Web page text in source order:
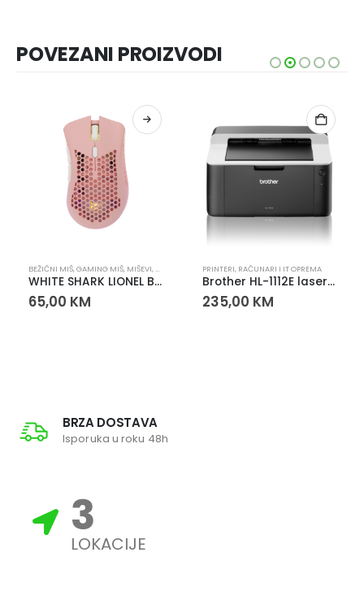
POVEZANI PROIZVODI
I IT OPREMA
BEŽIČNI MIŠ,GAMING MIŠ, MIŠEVI,RAČUNARI I IT OPREMA
WHITE SHARK LIONEL BEŽIČNI MIŠ ROZI – GAMING MIŠ 10.000 DPI
65,00 KM
PRINTERI, RAČUNARI I IT OPREMA
Brother HL-1112E laserski printer crno-bijeli A4 USB 20 ppm
235,00 KM
BRZA DOSTAVA
Isporuka u roku 48h
3
LOKACIJE